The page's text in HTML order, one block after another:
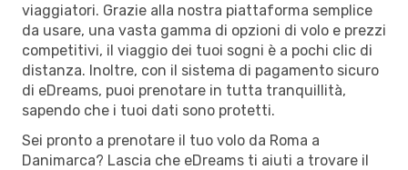
viaggiatori. Grazie alla nostra piattaforma semplice
da usare, una vasta gamma di opzioni di volo e prezzi
competitivi, il viaggio dei tuoi sogni è a pochi clic di
distanza. Inoltre, con il sistema di pagamento sicuro
di eDreams, puoi prenotare in tutta tranquillità,
sapendo che i tuoi dati sono protetti.
Sei pronto a prenotare il tuo volo da Roma a
Danimarca? Lascia che eDreams ti aiuti a trovare il